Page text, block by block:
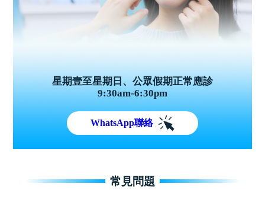
星期壹至星期日、公眾假期正常應診
9:30am-6:30pm
WhatsApp聯絡
常見問題